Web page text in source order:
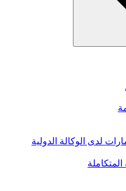
لدى الوكالة الدولية